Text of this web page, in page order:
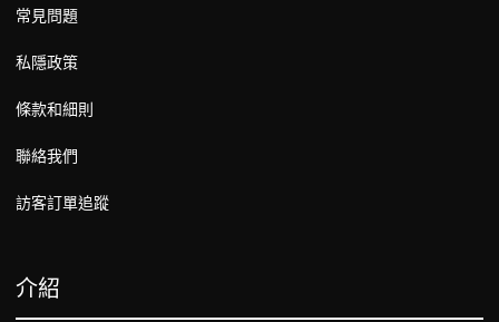
常見問題
私隱政策
條款和細則
聯絡我們
訪客訂單追蹤
介紹